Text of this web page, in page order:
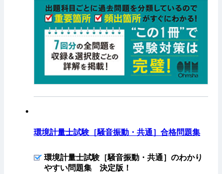
環境計量士試験［騒音振動・共通］合格問題集
環境計量士試験［騒音振動・共通］のわかり
やすい問題集 決定版！